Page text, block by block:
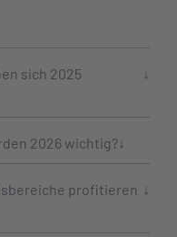
sich 2025
2026 wichtig?
profitieren